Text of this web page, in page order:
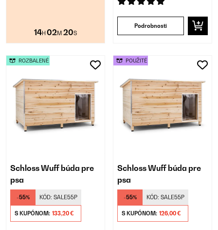
14H02M19S
Podrobnosti
Schloss Wuff búda pre
psa
-55% KÓD: SALE55P
S KUPÓNOM: 133,20 €
ROZBALENÉ
Schloss Wuff búda pre
psa
-55% KÓD: SALE55P
S KUPÓNOM: 126,00 €
POUŽITÉ